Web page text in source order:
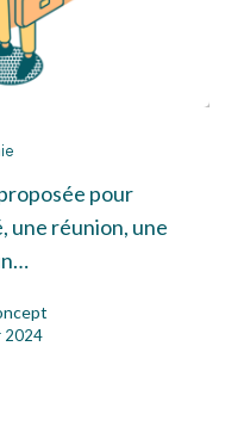
pour
une réunion, une
2024